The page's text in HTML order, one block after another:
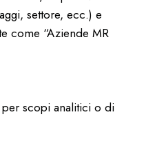
settore, ecc.) e
come “Aziende MR
scopi analitici o di